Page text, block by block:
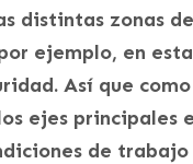
distintas zonas
ejemplo, en
Así que
ejes principales
de